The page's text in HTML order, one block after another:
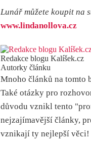
Lunář můžete koupit na
www.lindanollova.cz
Redakce blogu Kalíšek.cz
Autorky článku
Mnoho článků na tomto
Také otázky pro
důvodu vznikl tento
nejzajímavější články,
vznikají ty nejlepší věci!